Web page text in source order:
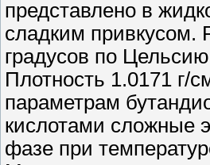
представлено в
сладким привкусом.
градусов по
Плотность 1.0171 г/
параметрам
кислотами сложные
фазе при